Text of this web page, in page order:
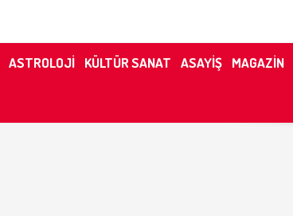
ASTROLOJİ KÜLTÜR SANAT ASAYİŞ MAGAZİN